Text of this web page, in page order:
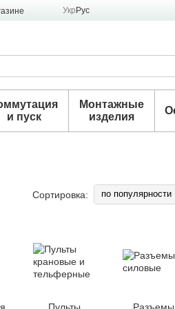
Укр Рус
и пуск
Монтажные
изделия
Сортировка: по популярности